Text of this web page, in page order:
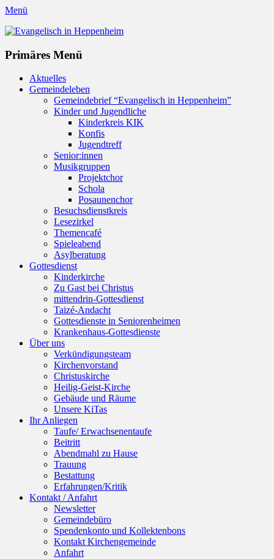
Menü
Evangelisch in Heppenheim
Primäres Menü
Zum
Inhalt
Aktuelles
Gemeindeleben
Gemeindebrief “Evangelisch in Heppenheim”
Kinder und Jugendliche
Kinderkreis KIK
Konfis
Jugendtreff
Senior:innen
Musikgruppen
Projektchor
Schola
Posaunenchor
Besuchsdienstkreis
Lesezirkel
Themencafé
Spieleabend
Asylberatung
Gottesdienst
Kinderkirche
Zu Gast bei Christus
mittendrin-Gottesdienst
Taizé-Andacht
Gottesdienste in Seniorenheimen
Krankenhaus-Gottesdienste
Über uns
Verkündigungsteam
Kirchenvorstand
Christuskirche
Heilig-Geist-Kirche
Gebäude und Räume
Unsere KiTas
Ihr Anliegen
Taufe/ Erwachsenentaufe
Beitritt
Abendmahl zu Hause
Trauung
Bestattung
Erfahrungen/Kritik
Kontakt / Anfahrt
Newsletter
Gemeindebüro
Spendenkonto und Kollektenbons
Kontakt Kirchengemeinde
Anfahrt